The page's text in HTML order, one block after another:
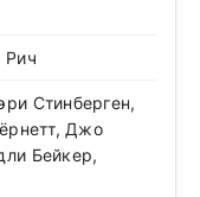
Рич
Стинберген,
Джо
Бейкер,